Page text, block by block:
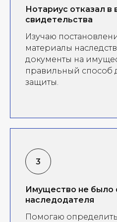
Нотариус отказал в
свидетельства
Изучаю
материалы
документы на
правильный способ
защиты.
Имущество не было
наследодателя
Помогаю